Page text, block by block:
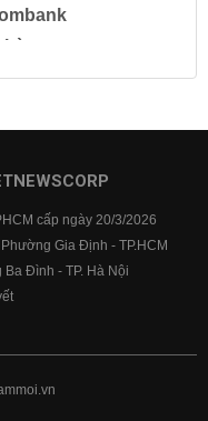
gửi
cấp ngày 20/3/2026
Gia Định - TP.HCM
Đình - TP. Hà Nội